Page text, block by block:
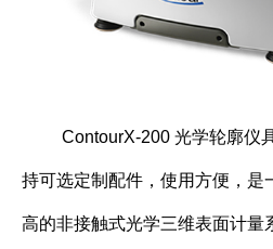
ContourX-200 光学轮廓仪
持可选定制配件，使用方便，是
高的非接触式光学三维表面计量